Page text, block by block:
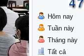
Hôm nay
Tuần này
Tháng này
Tất cả